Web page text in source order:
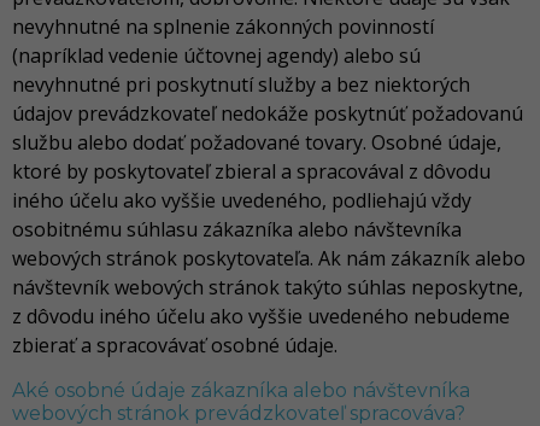
nevyhnutné na splnenie zákonných povinností
(napríklad vedenie účtovnej agendy) alebo sú
nevyhnutné pri poskytnutí služby a bez niektorých
údajov prevádzkovateľ nedokáže poskytnúť požadovanú
službu alebo dodať požadované tovary. Osobné údaje,
ktoré by poskytovateľ zbieral a spracovával z dôvodu
iného účelu ako vyššie uvedeného, podliehajú vždy
osobitnému súhlasu zákazníka alebo návštevníka
webových stránok poskytovateľa. Ak nám zákazník alebo
návštevník webových stránok takýto súhlas neposkytne,
z dôvodu iného účelu ako vyššie uvedeného nebudeme
zbierať a spracovávať osobné údaje.
Aké osobné údaje zákazníka alebo návštevníka
webových stránok prevádzkovateľ spracováva?